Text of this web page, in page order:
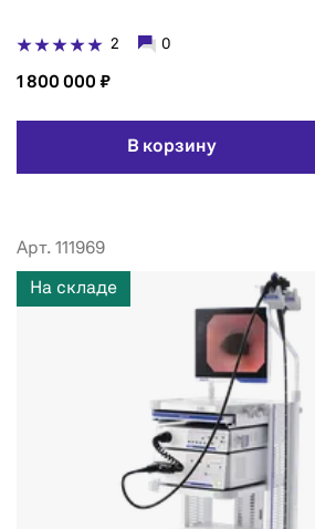
2 0
1 800 000 ₽
В корзину
Арт. 111969
На складе